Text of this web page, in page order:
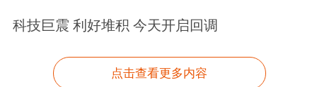
德）近日宣布，已向超大规模
数据中心
科技巨震 利好堆积 今天开启回调
点击查看更多内容